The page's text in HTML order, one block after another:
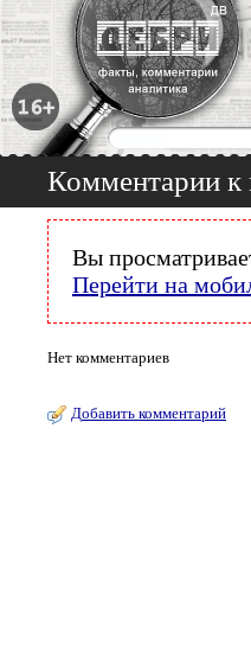
Комментарии к
Вы
Перейти на
Нет комментариев
Добавить комментарий